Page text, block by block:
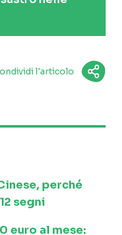
l'articolo
perché
segni
euro al mese: